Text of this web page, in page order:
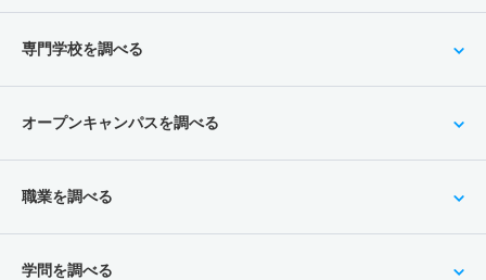
専門学校を調べる
オープンキャンパスを調べる
職業を調べる
学問を調べる